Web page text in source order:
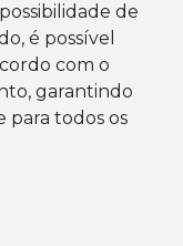
de
é possível
com o
garantindo
para todos os